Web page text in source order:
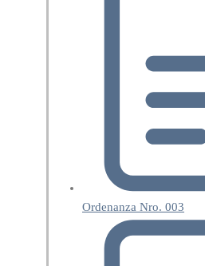
Ordenanza Nro. 003